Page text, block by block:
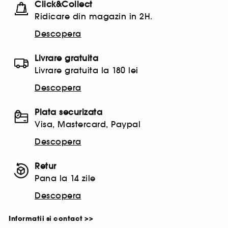
Click&Collect
Ridicare din magazin in 2H.
Descopera
Livrare gratuita
Livrare gratuita la 180 lei
Descopera
Plata securizata
Visa, Mastercard, Paypal
Descopera
Retur
Pana la 14 zile
Descopera
Informatii si contact >>